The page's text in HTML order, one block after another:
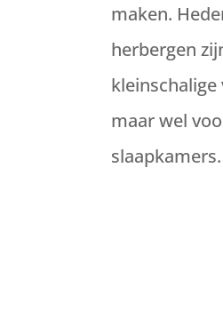
maken.
herbergen
kleinschalige
maar wel
slaapkamers.